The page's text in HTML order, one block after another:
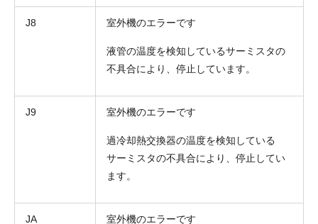
J8 室外機のエラーです
液管の温度を検知しているサーミスタの
不具合により、停止しています。
J9 室外機のエラーです
過冷却熱交換器の温度を検知している
サーミスタの不具合により、停止してい
ます。
JA 室外機のエラーです